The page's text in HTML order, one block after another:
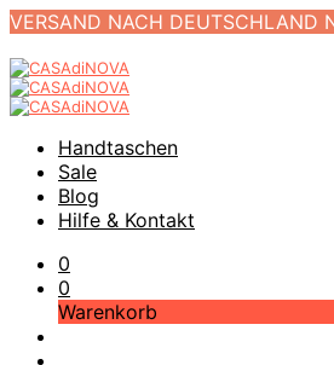
VERSAND NACH DEUTSCHLAND
Handtaschen
Sale
Blog
Hilfe & Kontakt
0
0
Warenkorb